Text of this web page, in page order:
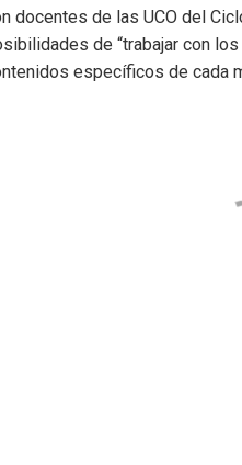
docentes de las UCO del
de “trabajar con
específicos de cada